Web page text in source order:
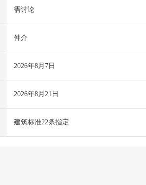
需讨论
仲介
2026年8月7日
2026年8月21日
建筑标准22条指定